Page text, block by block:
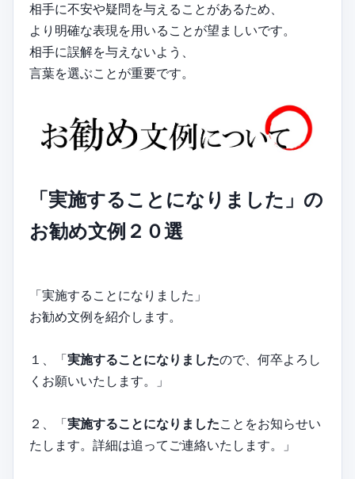
相手に不安や疑問を与えることがあるため、
より明確な表現を用いることが望ましいです。
相手に誤解を与えないよう、
言葉を選ぶことが重要です。
「実施することになりました」の
お勧め文例２０選
「実施することになりました」
お勧め文例を紹介します。
１、「実施することになりましたので、何卒よろし
くお願いいたします。」
２、「実施することになりましたことをお知らせい
たします。詳細は追ってご連絡いたします。」